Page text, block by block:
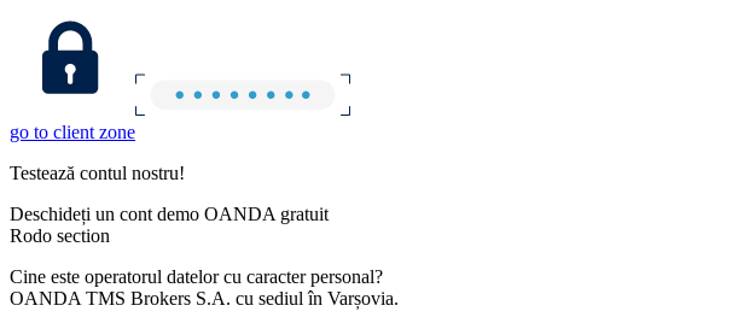
go to client zone
Testează contul nostru!
Deschideți un cont demo OANDA gratuit
Rodo section
Cine este operatorul datelor cu caracter personal?
OANDA TMS Brokers S.A. cu sediul în Varșovia.